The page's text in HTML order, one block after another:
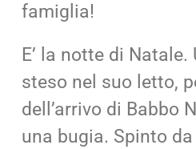
famiglia!
E’ la notte di Natale.
steso nel suo letto,
dell’arrivo di Babbo
una bugia. Spinto